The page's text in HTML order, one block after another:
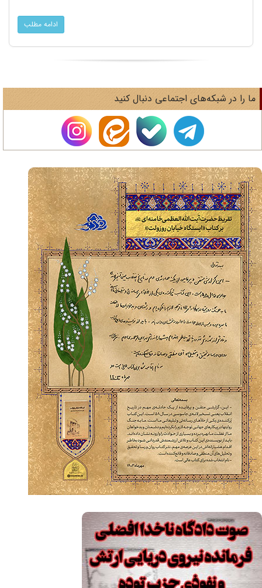
ادامه مطلب
را در شبکه‌های اجتماعی دنبال کنید